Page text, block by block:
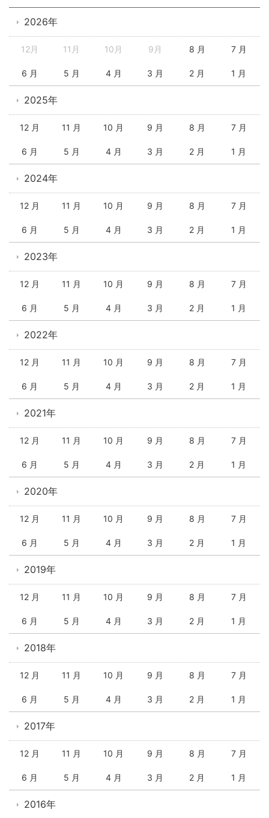
2026年
12月 11月 10月 9月 8 月 7 月
6 月 5 月 4 月 3 月 2 月 1 月
2025年
12 月 11 月 10 月 9 月 8 月 7 月
6 月 5 月 4 月 3 月 2 月 1 月
2024年
12 月 11 月 10 月 9 月 8 月 7 月
6 月 5 月 4 月 3 月 2 月 1 月
2023年
12 月 11 月 10 月 9 月 8 月 7 月
6 月 5 月 4 月 3 月 2 月 1 月
2022年
12 月 11 月 10 月 9 月 8 月 7 月
6 月 5 月 4 月 3 月 2 月 1 月
2021年
12 月 11 月 10 月 9 月 8 月 7 月
6 月 5 月 4 月 3 月 2 月 1 月
2020年
12 月 11 月 10 月 9 月 8 月 7 月
6 月 5 月 4 月 3 月 2 月 1 月
2019年
12 月 11 月 10 月 9 月 8 月 7 月
6 月 5 月 4 月 3 月 2 月 1 月
2018年
12 月 11 月 10 月 9 月 8 月 7 月
6 月 5 月 4 月 3 月 2 月 1 月
2017年
12 月 11 月 10 月 9 月 8 月 7 月
6 月 5 月 4 月 3 月 2 月 1 月
2016年